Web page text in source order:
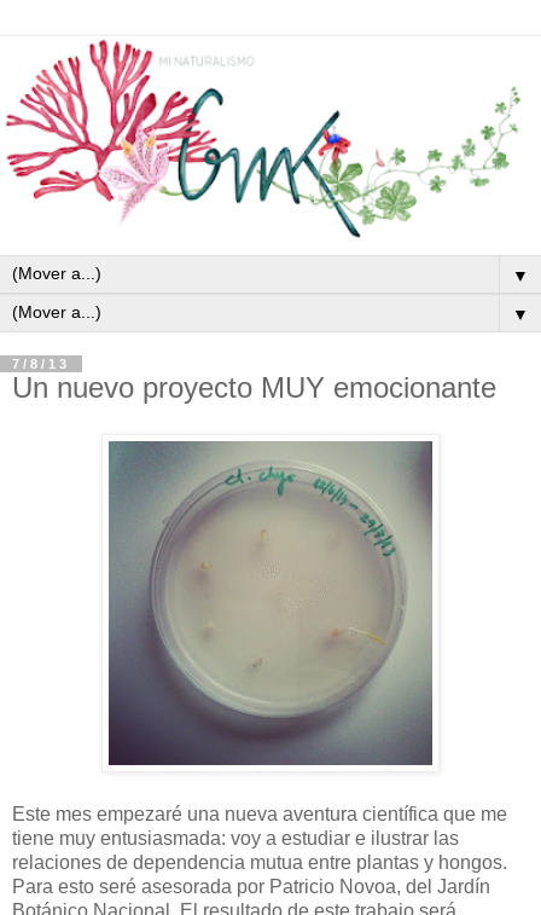
▼
▼
7/8/13
Un nuevo proyecto MUY emocionante
Este mes empezaré una nueva aventura científica que me
tiene muy entusiasmada: voy a estudiar e ilustrar las
relaciones de dependencia mutua entre plantas y hongos.
Para esto seré asesorada por Patricio Novoa, del Jardín